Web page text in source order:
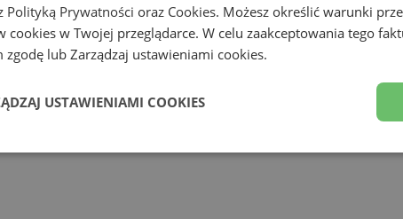
Polityką Prywatności oraz Cookies. Możesz określić warunki
cookies w Twojej przeglądarce. W celu zaakceptowania tego
zgodę lub Zarządzaj ustawieniami cookies.
USTAWIENIAMI COOKIES